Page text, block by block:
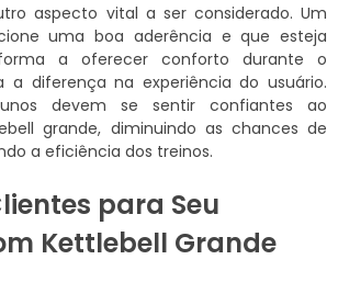
aspecto vital a ser considerado. Um
uma boa aderência e que esteja
a oferecer conforto durante o
a diferença na experiência do usuário.
devem se sentir confiantes ao
grande, diminuindo as chances de
a eficiência dos treinos.
para Seu
Kettlebell Grande